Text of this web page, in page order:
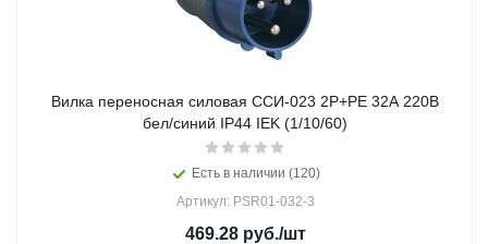
Вилка переносная силовая ССИ-023 2Р+РЕ 32А 220В
бел/синий IP44 IEK (1/10/60)
Есть в наличии (120)
Артикул: PSR01-032-3
469.28руб./шт